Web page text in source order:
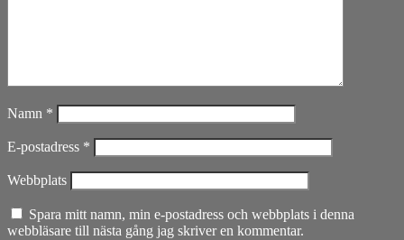
Namn *
E-postadress *
Webbplats
Spara mitt namn, min e-postadress och webbplats i denna
webbläsare till nästa gång jag skriver en kommentar.